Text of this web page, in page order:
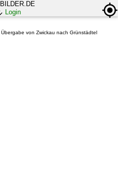
BILDER.DE
Login
von Zwickau nach Grünstädtel